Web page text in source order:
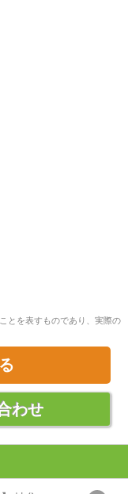
とを表すものであり、実際の
わせ